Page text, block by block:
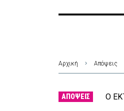
Αρχική Απόψεις
ΑΠΌΨΕΙΣ Ο